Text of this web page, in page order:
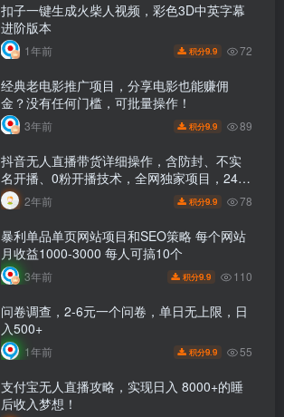
扣子一键生成火柴人视频，彩色3D中英字幕
进阶版本
1年前 积分9.9 72
经典老电影推广项目，分享电影也能赚佣
金？没有任何门槛，可批量操作！
3年前 积分9.9 89
抖音无人直播带货详细操作，含防封、不实
名开播、0粉开播技术，全网独家项目，24小
时必出单
2年前 积分9.9 78
暴利单品单页网站项目和SEO策略 每个网站
月收益1000-3000 每人可搞10个
3年前 积分9.9 110
问卷调查，2-6元一个问卷，单日无上限，日
入500+
1年前 积分9.9 55
支付宝无人直播攻略，实现日入 8000+的睡
后收入梦想！